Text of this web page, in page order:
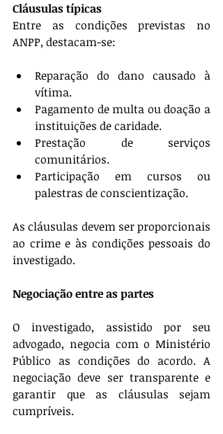
Cláusulas típicas
Entre as condições previstas no
ANPP, destacam-se:
Reparação do dano causado à
vítima.
Pagamento de multa ou doação a
instituições de caridade.
Prestação de serviços
comunitários.
Participação em cursos ou
palestras de conscientização.
As cláusulas devem ser proporcionais
ao crime e às condições pessoais do
investigado.
Negociação entre as partes
O investigado, assistido por seu
advogado, negocia com o Ministério
Público as condições do acordo. A
negociação deve ser transparente e
garantir que as cláusulas sejam
cumpríveis.